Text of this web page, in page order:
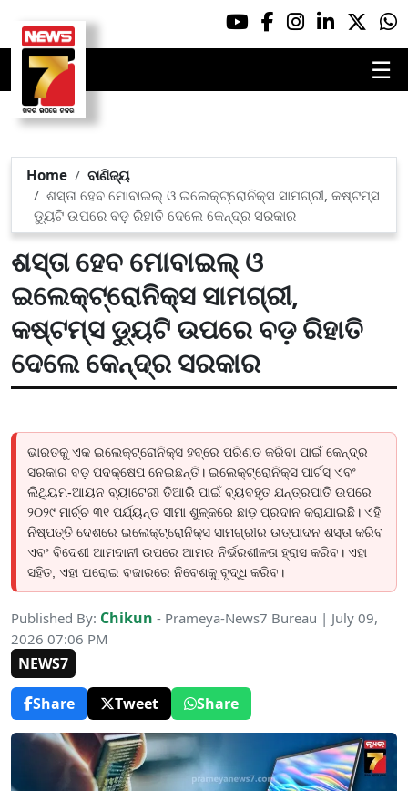
☰
Home
ବାଣିଜ୍ୟ
ଶସ୍ତା ହେବ ମୋବାଇଲ୍ ଓ ଇଲେକ୍ଟ୍ରୋନିକ୍ସ ସାମଗ୍ରୀ, କଷ୍ଟମ୍ସ
ଡ୍ୟୁଟି ଉପରେ ବଡ଼ ରିହାତି ଦେଲେ କେନ୍ଦ୍ର ସରକାର
ଶସ୍ତା ହେବ ମୋବାଇଲ୍ ଓ
ଇଲେକ୍ଟ୍ରୋନିକ୍ସ ସାମଗ୍ରୀ,
କଷ୍ଟମ୍ସ ଡ୍ୟୁଟି ଉପରେ ବଡ଼ ରିହାତି
ଦେଲେ କେନ୍ଦ୍ର ସରକାର
ଭାରତକୁ ଏକ ଇଲେକ୍ଟ୍ରୋନିକ୍ସ ହବ୍‌ରେ ପରିଣତ କରିବା ପାଇଁ କେନ୍ଦ୍ର
ସରକାର ବଡ଼ ପଦକ୍ଷେପ ନେଇଛନ୍ତି। ଇଲେକ୍ଟ୍ରୋନିକ୍ସ ପାର୍ଟସ୍ ଏବଂ
ଲିଥିୟମ-ଆୟନ ବ୍ୟାଟେରୀ ତିଆରି ପାଇଁ ବ୍ୟବହୃତ ଯନ୍ତ୍ରପାତି ଉପରେ
୨୦୨୯ ମାର୍ଚ୍ଚ ୩୧ ପର୍ଯ୍ୟନ୍ତ ସୀମା ଶୁଳ୍କରେ ଛାଡ଼ ପ୍ରଦାନ କରାଯାଇଛି। ଏହି
ନିଷ୍ପତ୍ତି ଦେଶରେ ଇଲେକ୍ଟ୍ରୋନିକ୍ସ ସାମଗ୍ରୀର ଉତ୍ପାଦନ ଶସ୍ତା କରିବ
ଏବଂ ବିଦେଶୀ ଆମଦାନୀ ଉପରେ ଆମର ନିର୍ଭରଶୀଳତା ହ୍ରାସ କରିବ। ଏହା
ସହିତ, ଏହା ଘରୋଇ ବଜାରରେ ନିବେଶକୁ ବୃଦ୍ଧି କରିବ।
Published By: Chikun - Prameya-News7 Bureau | July 09,
2026 07:06 PM
NEWS7
Share
Tweet Share